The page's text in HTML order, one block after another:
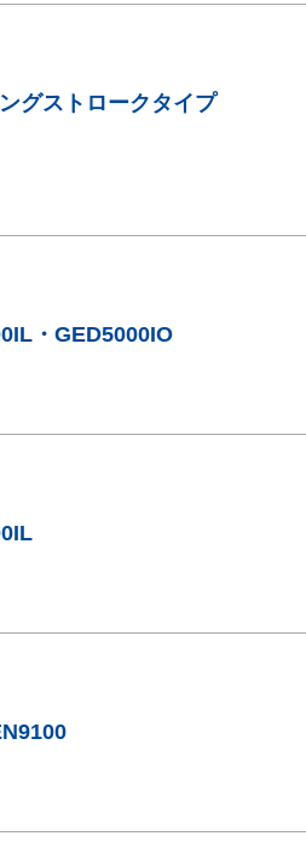
グストロークタイプ
・GED5000IO